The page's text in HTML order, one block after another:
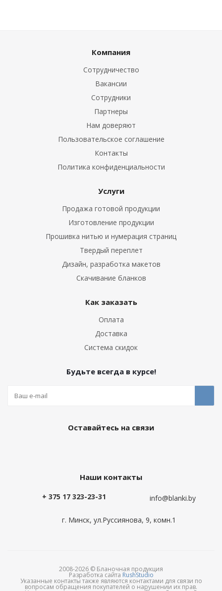
Компания
Сотрудничество
Вакансии
Сотрудники
Партнеры
Нам доверяют
Пользовательское соглашение
Контакты
Политика конфиденциальности
Услуги
Продажа готовой продукции
Изготовление продукции
Прошивка нитью и нумерация страниц
Твердый переплет
Дизайн, разработка макетов
Скачивание бланков
Как заказать
Оплата
Доставка
Система скидок
Будьте всегда в курсе!
Оставайтесь на связи
Наши контакты
+ 375 17 323-23-31 info@blanki.by
г. Минск, ул.Руссиянова, 9, комн.1
2008-2026 © Бланочная продукция
Разработка сайта RushStudio
Указанные контакты также являются контактами для связи по
вопросам обращения покупателей о нарушении их прав.